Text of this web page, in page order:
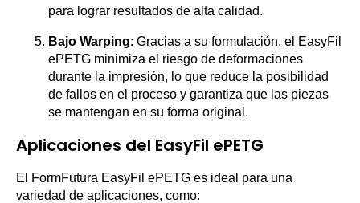
para lograr resultados de alta calidad.
Bajo Warping: Gracias a su formulación, el EasyFil
ePETG minimiza el riesgo de deformaciones
durante la impresión, lo que reduce la posibilidad
de fallos en el proceso y garantiza que las piezas
se mantengan en su forma original.
Aplicaciones del EasyFil ePETG
El FormFutura EasyFil ePETG es ideal para una
variedad de aplicaciones, como: